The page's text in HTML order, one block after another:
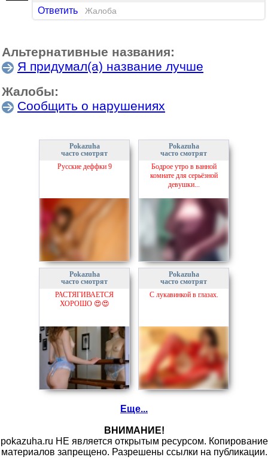
Ответить Жалоба
Альтернативные названия:
Я придумал(а) название лучше
Жалобы:
Сообщить о нарушениях
Pokazuha
часто смотрят
Русские деффки 9
Pokazuha
часто смотрят
Бодрое утро в ванной
комнате для серьёзной
девушки...
Pokazuha
часто смотрят
РАСТЯГИВАЕТСЯ
ХОРОШО 😍😍
Pokazuha
часто смотрят
С лукавинкой в глазах.
Еще...
ВНИМАНИЕ!
pokazuha.ru НЕ является открытым ресурсом. Копирование
материалов запрещено. Разрешены ссылки на публикации.